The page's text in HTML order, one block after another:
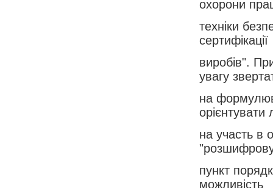
охорони
техніки
сертифікації
виробів".
увагу
на
на участь в
пункт
можливість